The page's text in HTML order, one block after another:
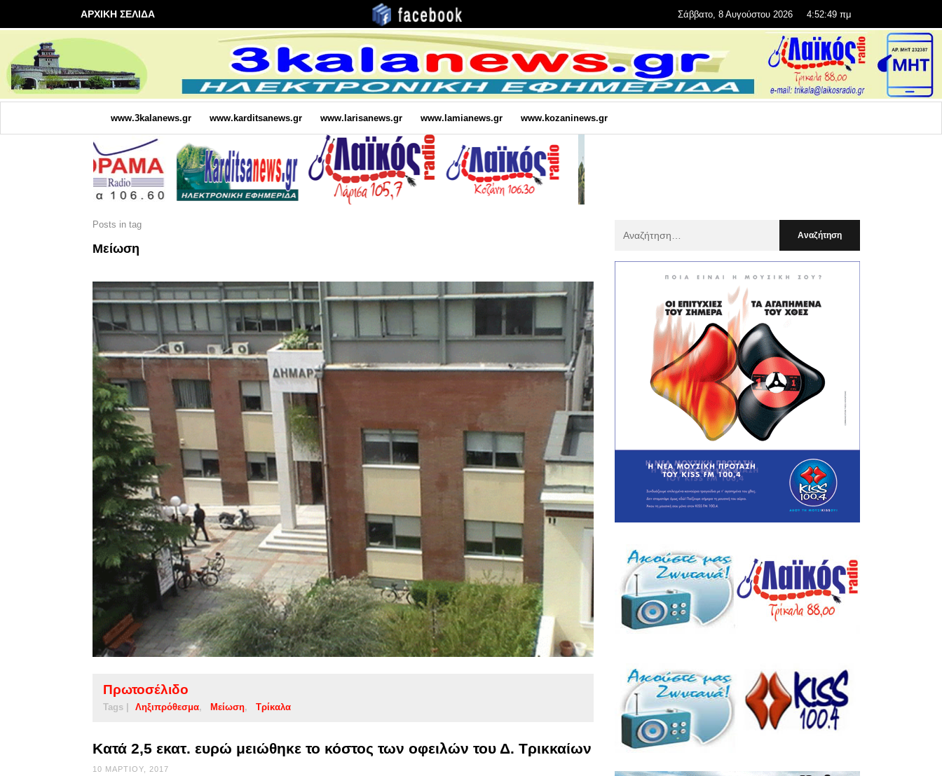
ΑΡΧΙΚΗ ΣΕΛΙΔΑ Σάββατο, 8 Αυγούστου 2026 4:52:51 πμ
www.3kalanews.gr www.karditsanews.gr www.larisanews.gr www.lamianews.gr www.kozaninews.gr
Posts in tag
Μείωση
Πρωτοσέλιδο
Tags | Ληξιπρόθεσμα Μείωση Τρίκαλα
Κατά 2,5 εκατ. ευρώ μειώθηκε το κόστος των οφειλών του Δ. Τρικκαίων
10 ΜΑΡΤΊΟΥ, 2017
: